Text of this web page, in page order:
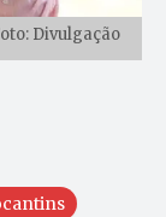
Divulgação